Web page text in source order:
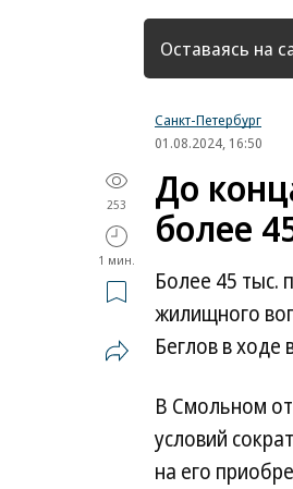
страница
Оставаясь на
Санкт-Петербург
01.08.2024, 16:50
253
1 мин.
До
более
Более 45 тыс.
жилищного
Беглов в ходе
В Смольном
условий
на его